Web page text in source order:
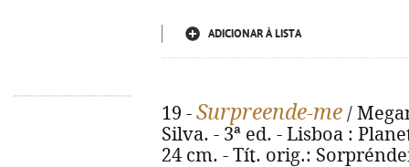
ADICIONAR À LISTA
19 - Surpreende-me /
Silva. - 3ª ed. - Lisboa :
24 cm. - Tít. orig.: